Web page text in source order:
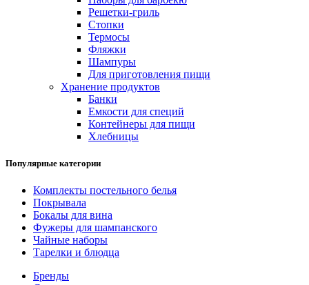
Решетки-гриль
Стопки
Термосы
Фляжки
Шампуры
Для приготовления пищи
Хранение продуктов
Банки
Емкости для специй
Контейнеры для пищи
Хлебницы
Популярные категории
Комплекты постельного белья
Покрывала
Бокалы для вина
Фужеры для шампанского
Чайные наборы
Тарелки и блюдца
Бренды